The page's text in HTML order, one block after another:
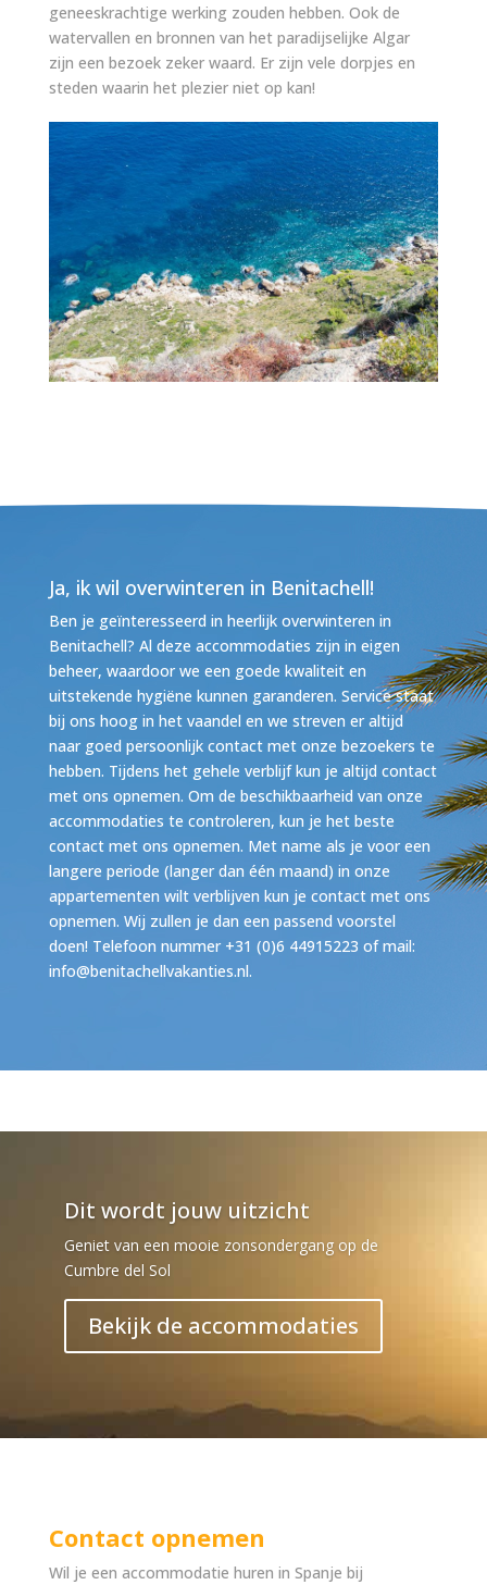
geneeskrachtige werking zouden hebben. Ook de
watervallen en bronnen van het paradijselijke Algar
zijn een bezoek zeker waard. Er zijn vele dorpjes en
steden waarin het plezier niet op kan!
Ja, ik wil overwinteren in Benitachell!
Ben je geïnteresseerd in heerlijk overwinteren in
Benitachell? Al deze accommodaties zijn in eigen
beheer, waardoor we een goede kwaliteit en
uitstekende hygiëne kunnen garanderen. Service staat
bij ons hoog in het vaandel en we streven er altijd
naar goed persoonlijk contact met onze bezoekers te
hebben. Tijdens het gehele verblijf kun je altijd contact
met ons opnemen. Om de beschikbaarheid van onze
accommodaties te controleren, kun je het beste
contact met ons opnemen. Met name als je voor een
langere periode (langer dan één maand) in onze
appartementen wilt verblijven kun je contact met ons
opnemen. Wij zullen je dan een passend voorstel
doen! Telefoon nummer +31 (0)6 44915223 of mail:
info@benitachellvakanties.nl.
Dit wordt jouw uitzicht
Geniet van een mooie zonsondergang op de
Cumbre del Sol
Bekijk de accommodaties
Contact opnemen
Wil je een accommodatie huren in Spanje bij